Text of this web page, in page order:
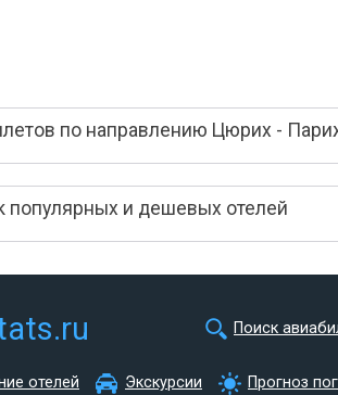
по направлению Цюрих -
популярных и дешевых отелей
Поиск
отелей Экскурсии Прогноз